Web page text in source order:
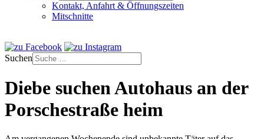
Kontakt, Anfahrt & Öffnungszeiten
Mitschnitte
Suchen
Diebe suchen Autohaus an der
Porschestraße heim